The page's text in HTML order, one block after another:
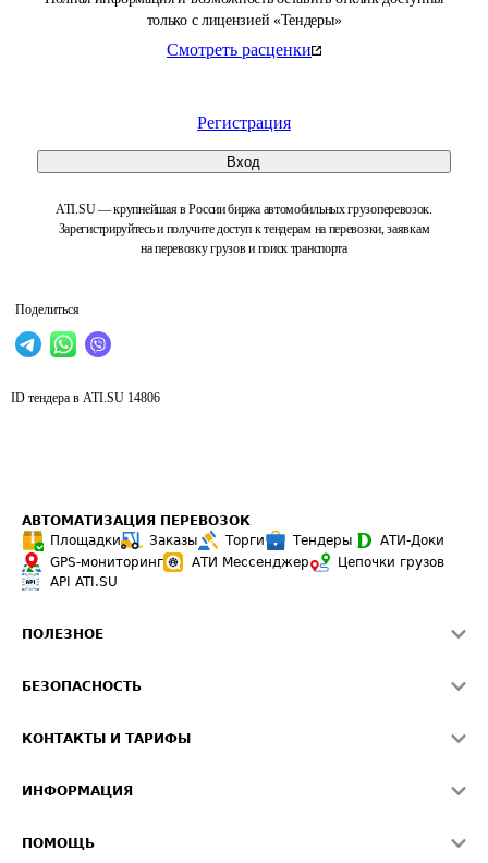
только с лицензией «Тендеры»
Смотреть расценки
Регистрация
Вход
ATI.SU — крупнейшая в России биржа автомобильных грузоперевозок.
Зарегистрируйтесь и получите доступ к тендерам на перевозки, заявкам
на перевозку грузов и поиск транспорта
Поделиться
ID тендера в ATI.SU 14806
АВТОМАТИЗАЦИЯ ПЕРЕВОЗОК
Площадки
Заказы Торги Тендеры
АТИ-Доки
GPS-мониторинг
АТИ Мессенджер
Цепочки грузов
API ATI.SU
ПОЛЕЗНОЕ
Звезды ATI.SU на вашем сайте
Средние ставки
БЕЗОПАСНОСТЬ
Светофор+
О формировании Паспорта
КОНТАКТЫ И ТАРИФЫ
Реклама на сайте
ИНФОРМАЦИЯ
ПОМОЩЬ